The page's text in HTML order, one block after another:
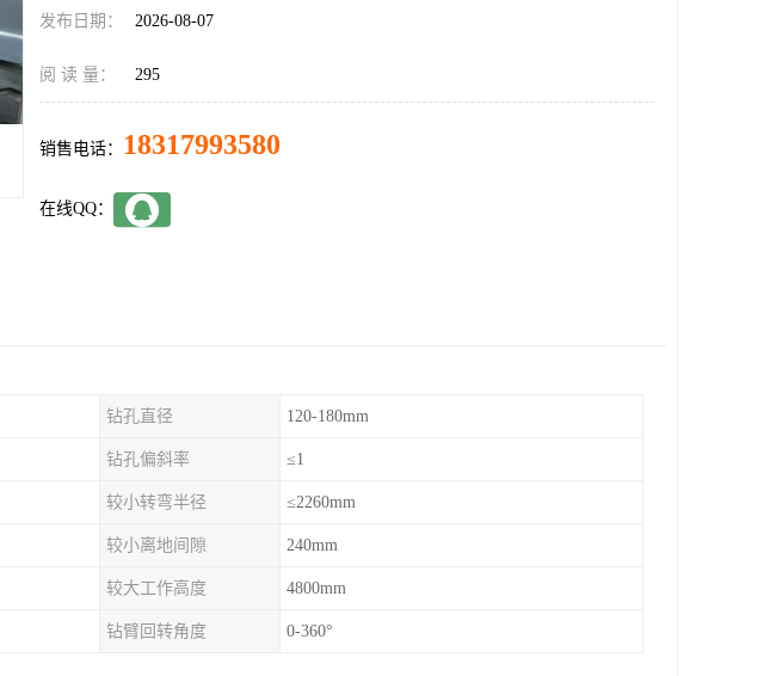
发布日期： 2026-08-07
阅 读 量： 295
销售电话： 18317993580
在线QQ：
钻孔直径 120-180mm
钻孔偏斜率 ≤1
较小转弯半径 ≤2260mm
较小离地间隙 240mm
较大工作高度 4800mm
钻臂回转角度 0-360°